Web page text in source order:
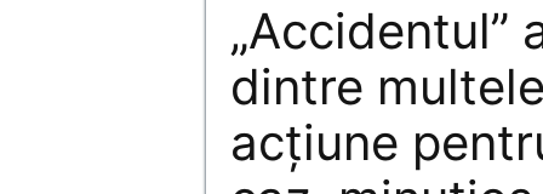
„Accidentul”
dintre
acțiune